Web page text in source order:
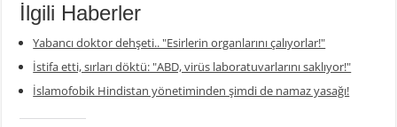
İlgili Haberler
Yabancı doktor dehşeti.. "Esirlerin organlarını çalıyorlar!"
İstifa etti, sırları döktü: "ABD, virüs laboratuvarlarını saklıyor!"
İslamofobik Hindistan yönetiminden şimdi de namaz yasağı!